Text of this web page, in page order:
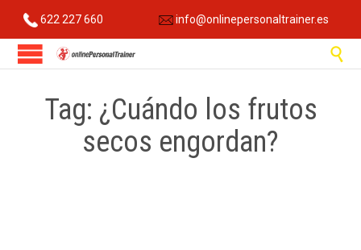
622 227 660 info@onlinepersonaltrainer.es

Tag: ¿Cuándo los frutos
secos engordan?